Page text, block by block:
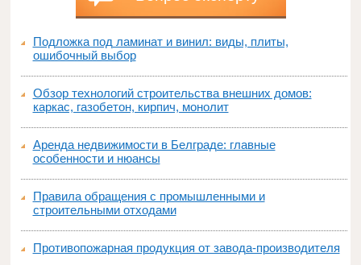
Подложка под ламинат и винил: виды, плиты,
ошибочный выбор
Обзор технологий строительства внешних домов:
каркас, газобетон, кирпич, монолит
Аренда недвижимости в Белграде: главные
особенности и нюансы
Правила обращения с промышленными и
строительными отходами
Противопожарная продукция от завода-производителя